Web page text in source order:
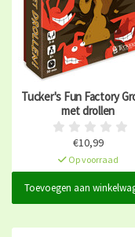
Tucker's Fun Factory
met drollen
€10,99
Op voorraad
Toevoegen aan